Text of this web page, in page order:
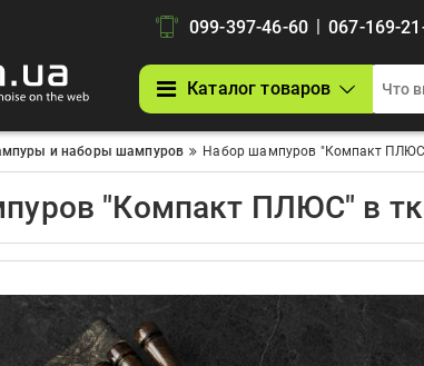
099-397-46-60 | 067-169-
Каталог товаров
и наборы шампуров Набор шампуров "Компакт
"Компакт ПЛЮС" в